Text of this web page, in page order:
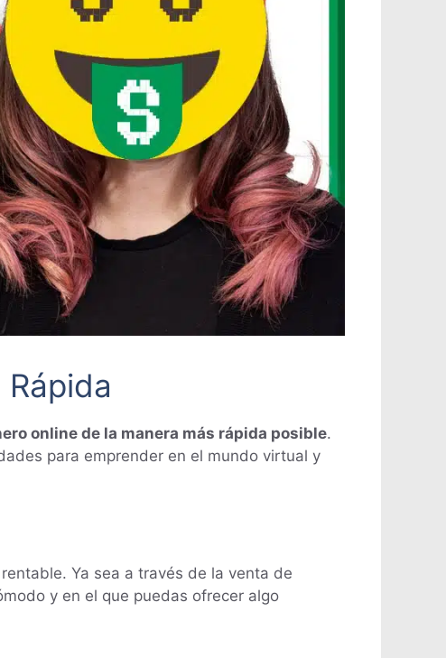
online de la manera más rápida posible.
para emprender en el mundo virtual y
Ya sea a través de la venta de
y en el que puedas ofrecer algo